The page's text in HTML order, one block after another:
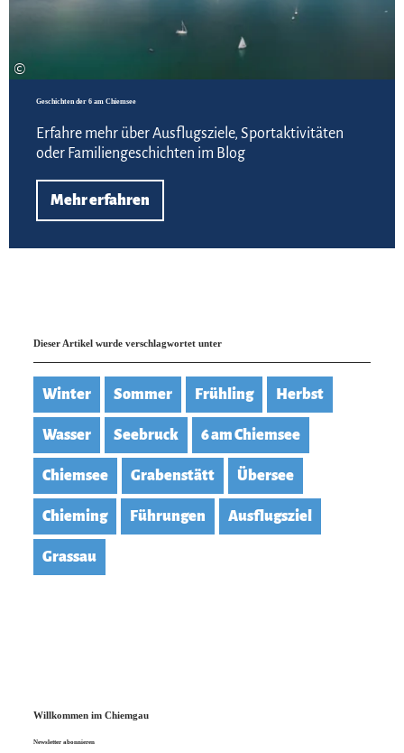
©
Geschichten der 6 am Chiemsee
Erfahre mehr über Ausflugsziele, Sportaktivitäten
oder Familiengeschichten im Blog
Mehr erfahren
Dieser Artikel wurde verschlagwortet unter
Winter Sommer Frühling Herbst
Wasser Seebruck 6 am Chiemsee
Chiemsee Grabenstätt Übersee
Chieming Führungen Ausflugsziel
Grassau
Willkommen im Chiemgau
Newsletter abonnieren